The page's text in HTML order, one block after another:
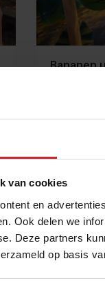
van cookies
en
Ook delen we
Deze partners
op basis
Bananen